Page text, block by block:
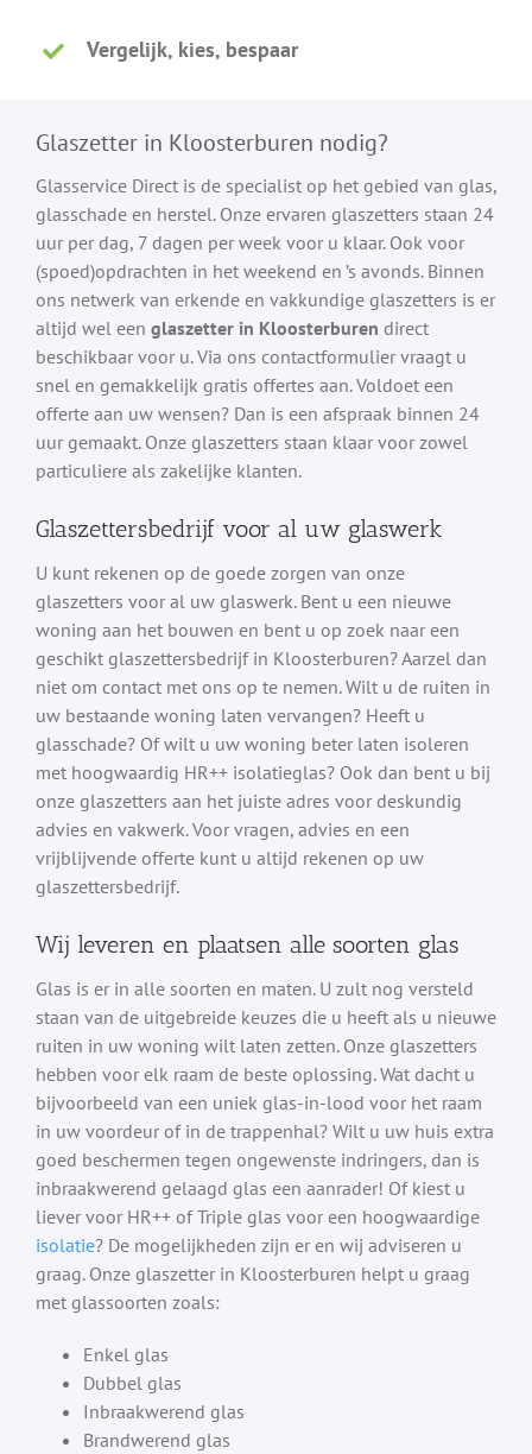
Vergelijk, kies, bespaar
Glaszetter in Kloosterburen nodig?
Glasservice Direct is de specialist op het gebied van glas,
glasschade en herstel. Onze ervaren glaszetters staan 24
uur per dag, 7 dagen per week voor u klaar. Ook voor
(spoed)opdrachten in het weekend en ’s avonds. Binnen
ons netwerk van erkende en vakkundige glaszetters is er
altijd wel een glaszetter in Kloosterburen direct
beschikbaar voor u. Via ons contactformulier vraagt u
snel en gemakkelijk gratis offertes aan. Voldoet een
offerte aan uw wensen? Dan is een afspraak binnen 24
uur gemaakt. Onze glaszetters staan klaar voor zowel
particuliere als zakelijke klanten.
Glaszettersbedrijf voor al uw glaswerk
U kunt rekenen op de goede zorgen van onze
glaszetters voor al uw glaswerk. Bent u een nieuwe
woning aan het bouwen en bent u op zoek naar een
geschikt glaszettersbedrijf in Kloosterburen? Aarzel dan
niet om contact met ons op te nemen. Wilt u de ruiten in
uw bestaande woning laten vervangen? Heeft u
glasschade? Of wilt u uw woning beter laten isoleren
met hoogwaardig HR++ isolatieglas? Ook dan bent u bij
onze glaszetters aan het juiste adres voor deskundig
advies en vakwerk. Voor vragen, advies en een
vrijblijvende offerte kunt u altijd rekenen op uw
glaszettersbedrijf.
Wij leveren en plaatsen alle soorten glas
Glas is er in alle soorten en maten. U zult nog versteld
staan van de uitgebreide keuzes die u heeft als u nieuwe
ruiten in uw woning wilt laten zetten. Onze glaszetters
hebben voor elk raam de beste oplossing. Wat dacht u
bijvoorbeeld van een uniek glas-in-lood voor het raam
in uw voordeur of in de trappenhal? Wilt u uw huis extra
goed beschermen tegen ongewenste indringers, dan is
inbraakwerend gelaagd glas een aanrader! Of kiest u
liever voor HR++ of Triple glas voor een hoogwaardige
isolatie? De mogelijkheden zijn er en wij adviseren u
graag. Onze glaszetter in Kloosterburen helpt u graag
met glassoorten zoals:
Enkel glas
Dubbel glas
Inbraakwerend glas
Brandwerend glas